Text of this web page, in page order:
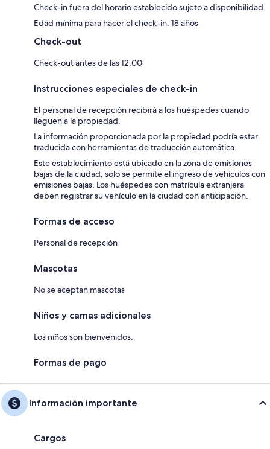
Check-in fuera del horario establecido sujeto a disponibilidad
Edad mínima para hacer el check-in: 18 años
Check-out
Check-out antes de las 12:00
Instrucciones especiales de check-in
El personal de recepción recibirá a los huéspedes cuando
lleguen a la propiedad.
La información proporcionada por la propiedad podría estar
traducida con herramientas de traducción automática.
Este establecimiento está ubicado en la zona de emisiones
bajas de la ciudad; solo se permite el ingreso de vehículos con
emisiones bajas. Los huéspedes con matrícula extranjera
deben registrar su vehículo en la ciudad con anticipación.
Formas de acceso
Personal de recepción
Mascotas
No se aceptan mascotas
Niños y camas adicionales
Los niños son bienvenidos.
Formas de pago
Información importante
Cargos